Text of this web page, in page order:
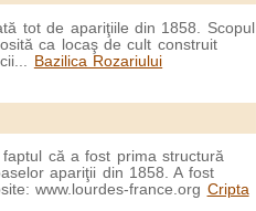
tot de apariţiile din 1858. Scopul
ca locaş de cult construit
Bazilica Rozariului
că a fost prima structură
apariţii din 1858. A fost
www.lourdes-france.org Cripta